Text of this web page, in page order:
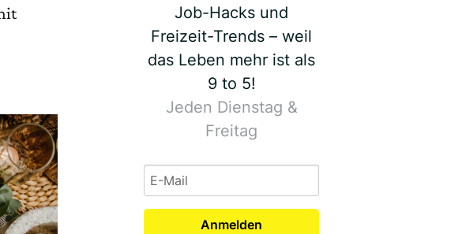
Job-Hacks und
Freizeit-Trends – weil
das Leben mehr ist als
9 to 5!
Jeden Dienstag &
Freitag
Anmelden